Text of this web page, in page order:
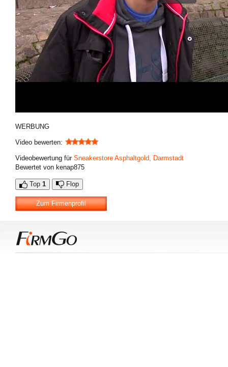
WERBUNG
Video bewerten:
Videobewertung für Sneakerstore Asphaltgold, Darmstadt
Bewertet von kenap875
Top 1 Flop
Zum Firmenprofil